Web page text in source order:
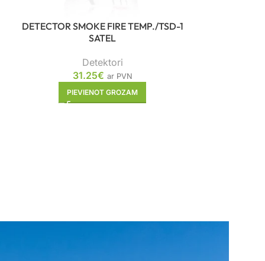
DETECTOR SMOKE FIRE TEMP./TSD-1
SATEL
Detektori
31.25€ ar PVN
PIEVIENOT GROZAM